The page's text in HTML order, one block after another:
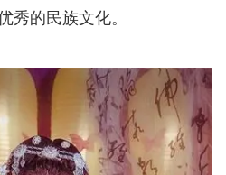
秀的民族文化。